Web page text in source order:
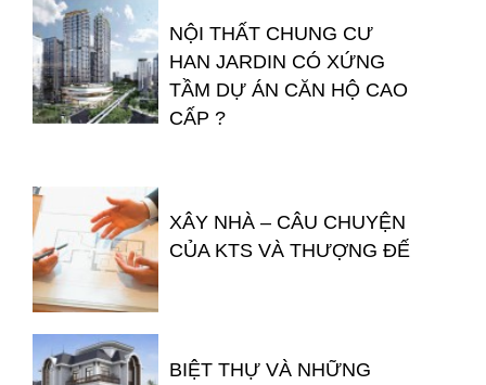
NỘI THẤT CHUNG CƯ
HAN JARDIN CÓ XỨNG
TẦM DỰ ÁN CĂN HỘ CAO
CẤP ?
XÂY NHÀ – CÂU CHUYỆN
CỦA KTS VÀ THƯỢNG ĐẾ
BIỆT THỰ VÀ NHỮNG